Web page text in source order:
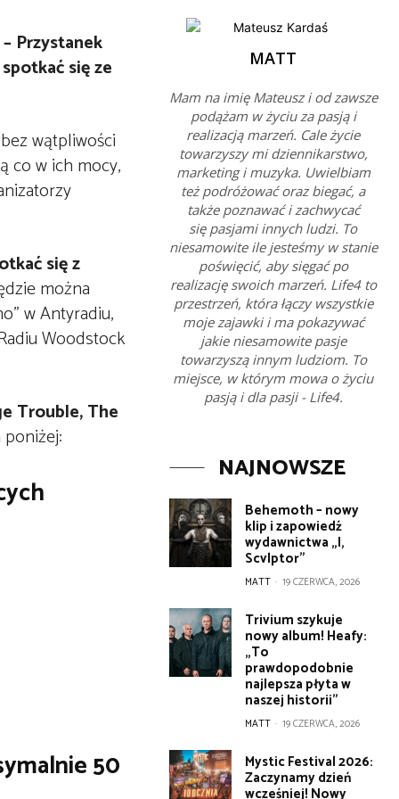
Przystanek
się ze
wątpliwości
co w ich mocy,
się z
można
w Antyradiu,
Woodstock
Trouble, The
50
MATT
Mam na imię Mateusz i od zawsze
podążam w życiu za pasją i
realizacją marzeń. Cale życie
towarzyszy mi dziennikarstwo,
marketing i muzyka. Uwielbiam
też podróżować oraz biegać, a
także poznawać i zachwycać
się pasjami innych ludzi. To
niesamowite ile jesteśmy w stanie
poświęcić, aby sięgać po
realizację swoich marzeń. Life4 to
przestrzeń, która łączy wszystkie
moje zajawki i ma pokazywać
jakie niesamowite pasje
towarzyszą innym ludziom. To
miejsce, w którym mowa o życiu
pasją i dla pasji - Life4.
NAJNOWSZE
Behemoth – nowy
klip i zapowiedź
wydawnictwa „I,
Scvlptor”
MATT - 19 CZERWCA, 2026
Trivium szykuje
nowy album! Heafy:
„To
prawdopodobnie
najlepsza płyta w
naszej historii”
MATT - 19 CZERWCA, 2026
Mystic Festival 2026:
Zaczynamy dzień
wcześniej! Nowy